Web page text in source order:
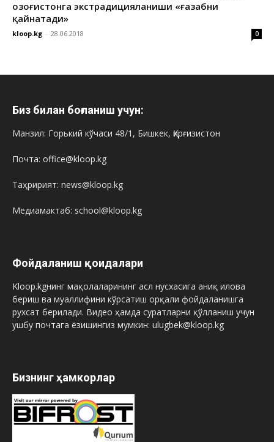
Қозоғистонга экстрадицияланиши «ғазабни
қайнатади»
kloop.kg - 28.06.2018 0
Биз билан боғланиш учун:
Манзил: Горький кўчаси 48/1, Бишкек, Қирғизистон
Почта: office@kloop.kg
Таҳририят: news@kloop.kg
Медиамактаб: school@kloop.kg
Фойдаланиш қоидалари
Kloop.kgнинг мақолаларининг асл нусхасига аниқ илова
бериш ва муаллифини кўрсатиш орқали фойдаланишга
рухсат берилади. Видео ҳамда суратларни қўлланиш учун
ушбу почтага ёзишингиз мумкин: ulugbek@kloop.kg
Бизнинг ҳамкорлар